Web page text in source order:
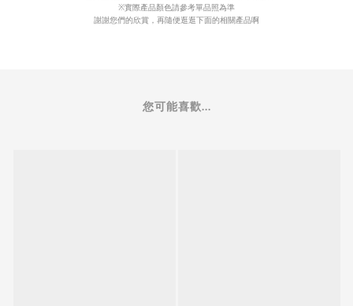
※實際產品顏色請參考單品照為準
謝謝您們的欣賞，再隨便逛逛下面的相關產品啊
您可能喜歡...